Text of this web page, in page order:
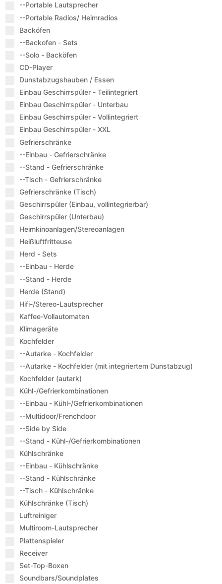
--Portable Lautsprecher
--Portable Radios/ Heimradios
Backöfen
--Backofen - Sets
--Solo - Backöfen
CD-Player
Dunstabzugshauben / Essen
Einbau Geschirrspüler - Teilintegriert
Einbau Geschirrspüler - Unterbau
Einbau Geschirrspüler - Vollintegriert
Einbau Geschirrspüler - XXL
Gefrierschränke
--Einbau - Gefrierschränke
--Stand - Gefrierschränke
--Tisch - Gefrierschränke
Gefrierschränke (Tisch)
Geschirrspüler (Einbau, vollintegrierbar)
Geschirrspüler (Unterbau)
Heimkinoanlagen/Stereoanlagen
Heißluftfritteuse
Herd - Sets
--Einbau - Herde
--Stand - Herde
Herde (Stand)
Hifi-/Stereo-Lautsprecher
Kaffee-Vollautomaten
Klimageräte
Kochfelder
--Autarke - Kochfelder
--Autarke - Kochfelder (mit integriertem Dunstabzug)
Kochfelder (autark)
Kühl-/Gefrierkombinationen
--Einbau - Kühl-/Gefrierkombinationen
--Multidoor/Frenchdoor
--Side by Side
--Stand - Kühl-/Gefrierkombinationen
Kühlschränke
--Einbau - Kühlschränke
--Stand - Kühlschränke
--Tisch - Kühlschränke
Kühlschränke (Tisch)
Luftreiniger
Multiroom-Lautsprecher
Plattenspieler
Receiver
Set-Top-Boxen
Soundbars/Soundplates